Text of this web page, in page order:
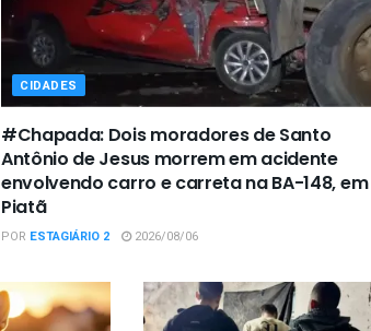
CIDADES
#Chapada: Dois moradores de Santo
Antônio de Jesus morrem em acidente
envolvendo carro e carreta na BA-148, em
Piatã
POR ESTAGIÁRIO 2 2026/08/06